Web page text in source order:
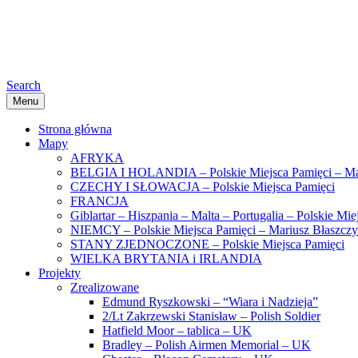
Search
Menu
Strona główna
Mapy
AFRYKA
BELGIA I HOLANDIA – Polskie Miejsca Pamięci –
CZECHY I SŁOWACJA – Polskie Miejsca Pamięci
FRANCJA
Giblartar – Hiszpania – Malta – Portugalia – Polskie
NIEMCY – Polskie Miejsca Pamięci – Mariusz
STANY ZJEDNOCZONE – Polskie Miejsca Pamięci
WIELKA BRYTANIA i IRLANDIA
Projekty
Zrealizowane
Edmund Ryszkowski – “Wiara i Nadzieja”
2/Lt Zakrzewski Stanisław – Polish Soldier
Hatfield Moor – tablica – UK
Bradley – Polish Airmen Memorial – UK